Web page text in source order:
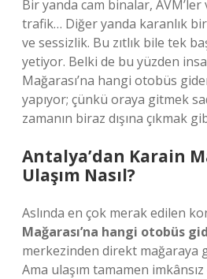
Bir yanda cam binalar,
trafik… Diğer yanda karanlık
ve sessizlik. Bu zıtlık bile tek
yetiyor. Belki de bu yüzden
Mağarası’na hangi otobüs
yapıyor; çünkü oraya gitmek
zamanın biraz dışına çıkmak
Antalya’dan Karain
Ulaşım Nasıl?
Aslında en çok merak edilen
Mağarası’na hangi otobüs
merkezinden direkt mağaraya
Ama ulaşım tamamen